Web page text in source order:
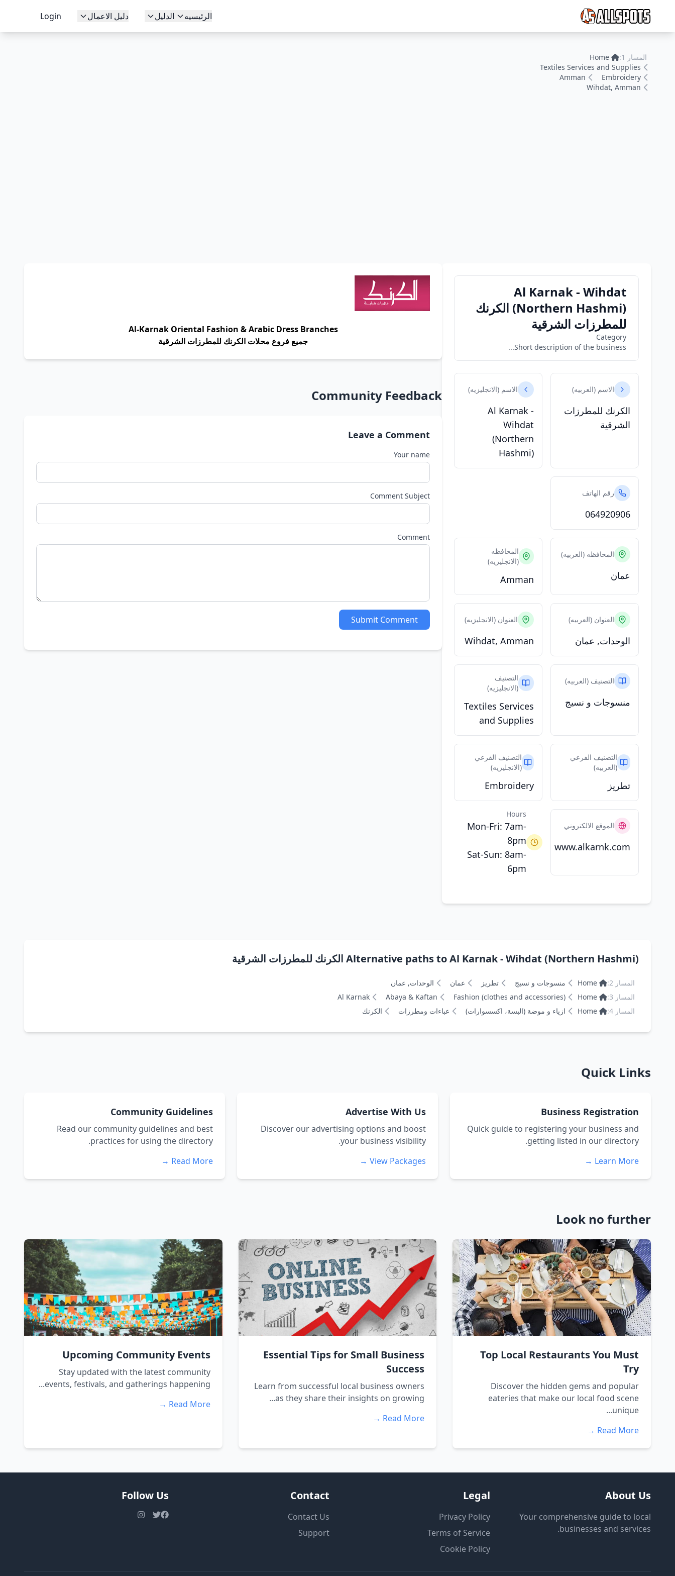
الرئيسيه الدليل دليل الاعمال Login
المسار 1:
Home
Textiles Services and Supplies
Embroidery
Amman
Wihdat, Amman
Al Karnak - Wihdat
(Northern Hashmi) الكرنك
للمطرزات الشرقية
Category
Short description of the business...
الاسم (العربيه)
الكرنك للمطرزات
الشرقية
الاسم (الانجليزيه)
Al Karnak -
Wihdat
(Northern
Hashmi)
رقم الهاتف
064920906
المحافظه (العربيه)
عمان
المحافظه
(الانجليزيه)
Amman
العنوان (العربيه)
الوحدات, عمان
العنوان (الانجليزيه)
Wihdat, Amman
التصنيف (العربيه)
منسوجات و نسيج
التصنيف
(الانجليزيه)
Textiles Services
and Supplies
التصنيف الفرعي
(العربيه)
تطريز
التصنيف الفرعي
(الانجليزيه)
Embroidery
الموقع الالكتروني
www.alkarnk.com
Hours
Mon-Fri: 7am-
8pm
Sat-Sun: 8am-
6pm
Al-Karnak Oriental Fashion & Arabic Dress Branches
جميع فروع محلات الكرنك للمطرزات الشرقية
Community Feedback
Leave a Comment
Your name
Comment Subject
Comment
Submit Comment
Alternative paths to Al Karnak - Wihdat (Northern Hashmi) الكرنك للمطرزات الشرقية
المسار 2: Home منسوجات و نسيج تطريز عمان
الوحدات, عمان
المسار 3:
Home
Fashion (clothes and accessories)
Abaya & Kaftan
Al Karnak
المسار 4:
Home ازياء و موضة (البسة، اكسسوارات) عباءات ومطرزات الكرنك
Quick Links
Business Registration
Quick guide to registering your business and
getting listed in our directory.
Learn More →
Advertise With Us
Discover our advertising options and boost
your business visibility.
View Packages →
Community Guidelines
Read our community guidelines and best
practices for using the directory.
Read More →
Look no further
Top Local Restaurants You Must
Try
Discover the hidden gems and popular
eateries that make our local food scene
unique...
Read More →
Essential Tips for Small Business
Success
Learn from successful local business owners
as they share their insights on growing...
Read More →
Upcoming Community Events
Stay updated with the latest community
events, festivals, and gatherings happening...
Read More →
About Us
Your comprehensive guide to local
businesses and services.
Legal
Privacy Policy
Terms of Service
Cookie Policy
Contact
Contact Us
Support
Follow Us